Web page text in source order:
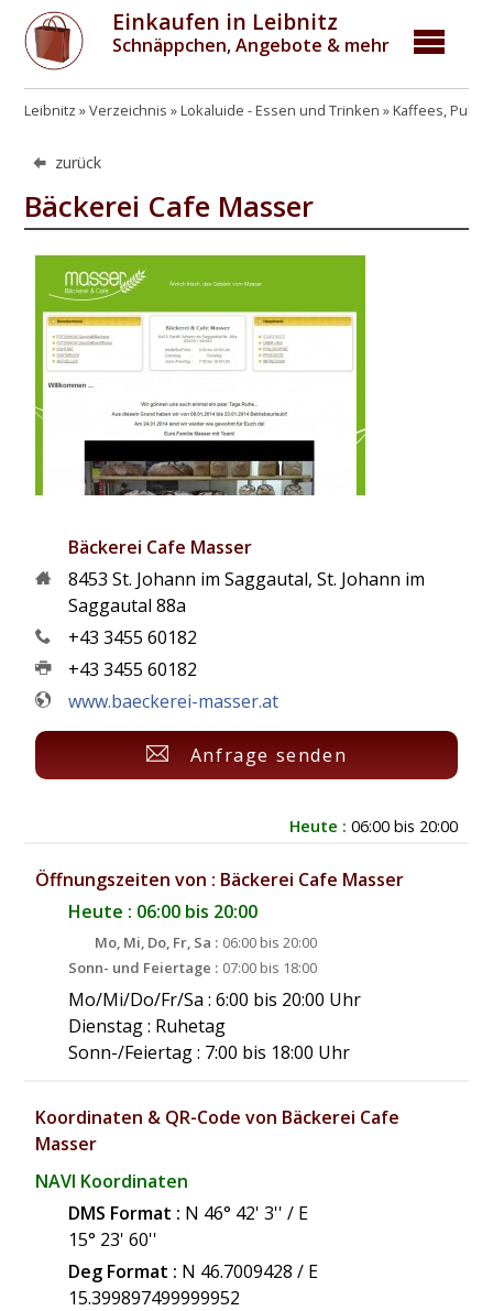
Einkaufen in Leibnitz
Schnäppchen, Angebote & mehr
Leibnitz Verzeichnis Lokaluide - Essen und Trinken Kaffees,
zurück
Bäckerei Cafe Masser
Bäckerei Cafe Masser
8453 St. Johann im Saggautal,St. Johann im
Saggautal 88a
+43 3455 60182
+43 3455 60182
www.baeckerei-masser.at
Anfrage senden
Heute : 06:00 bis 20:00
Öffnungszeiten von : Bäckerei Cafe Masser
Heute : 06:00 bis 20:00
Mo, Mi, Do, Fr, Sa : 06:00 bis 20:00
Sonn- und Feiertage : 07:00 bis 18:00
Mo/Mi/Do/Fr/Sa : 6:00 bis 20:00 Uhr
Dienstag : Ruhetag
Sonn-/Feiertag : 7:00 bis 18:00 Uhr
Koordinaten & QR-Code von Bäckerei Cafe
Masser
NAVI Koordinaten
DMS Format : N 46° 42' 3'' / E
15° 23' 60''
Deg Format : N 46.7009428 / E
15.399897499999952